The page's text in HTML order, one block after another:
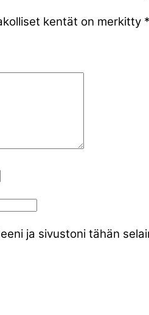
kentät on merkitty *
ja sivustoni tähän